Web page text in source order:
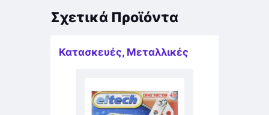
Σχετικά Προϊόντα
Κατασκευές, Μεταλλικές